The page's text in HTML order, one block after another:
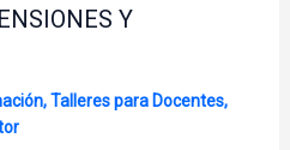
Y
,Talleres para Docentes,